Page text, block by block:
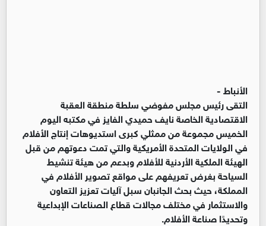
الأنباط -
التقى رئيس مجلس مفوضي سلطة منطقة العقبة
الاقتصادية الخاصة نايف حميدي الفايز في مكتبه اليوم
الخميس مجموعة من ممثلي كبرى استديوهات إنتاج الأفلام
في الولايات المتحدة الأمريكية والتي تمت دعوتهم من قبل
الهيئة الملكية الأردنية للأفلام وبدعم من هيئة تنشيط
السياحة بغرض تعريفهم على مواقع تصوير الأفلام في
المملكة، حيث بحث الجانبان سبل آليات تعزيز التعاون
والاستثمار في مختلف مجالات قطاع الصناعات الإبداعية
وتحديدًا صناعة الأفلام.